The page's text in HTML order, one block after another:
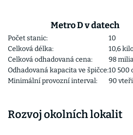
Metro D v datech
Počet stanic:
10
Celková délka:
10,6
Celková odhadovaná cena:
98
Odhadovaná kapacita ve špičce:10 500
Minimální provozní interval:
90
Rozvoj okolních lokalit